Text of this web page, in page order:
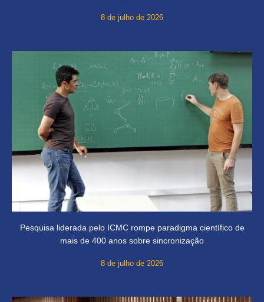
8 de julho de 2026
Pesquisa liderada pelo ICMC rompe paradigma científico de
mais de 400 anos sobre sincronização
8 de julho de 2026